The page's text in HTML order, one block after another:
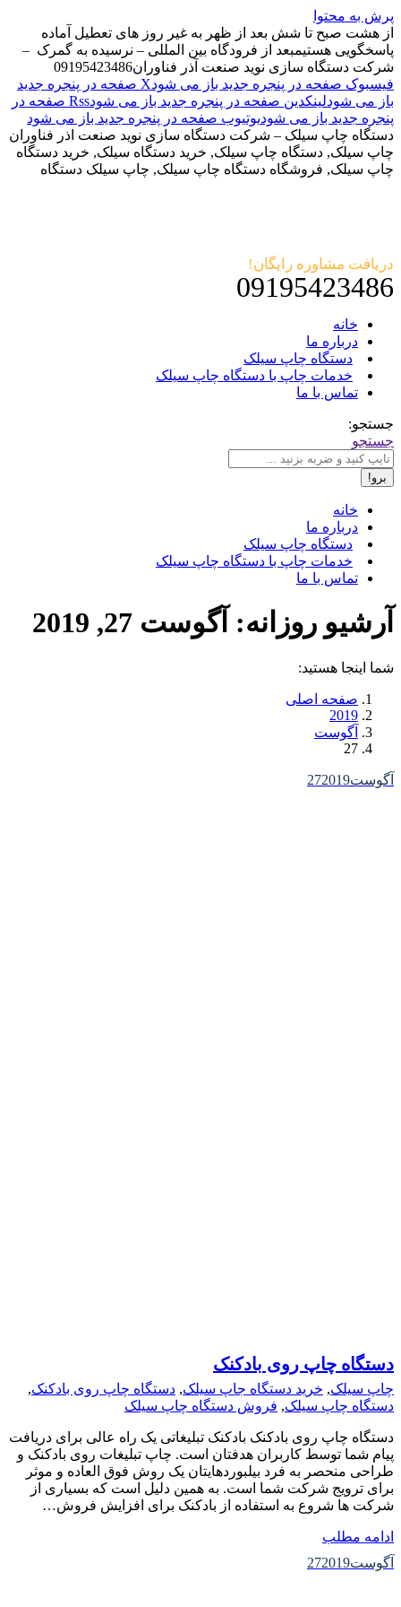
پرش به محتوا
از هشت صبح تا شش بعد از ظهر به غیر روز های تعطیل آماده
پاسخگویی هستیمبعد از فرودگاه بین المللی – نرسیده به گمرک –
شرکت دستگاه سازی نوید صنعت آذر فناوران09195423486
فیسبوک صفحه در پنجره جدید باز می شود
X صفحه در پنجره جدید
باز می شودلینکدین صفحه در پنجره جدید باز می شود
Rss صفحه در
پنجره جدید باز می شودیوتیوب صفحه در پنجره جدید باز می شود
دستگاه چاپ سیلک – شرکت دستگاه سازی نوید صنعت اذر فناوران
چاپ سیلک, دستگاه چاپ سیلک, خرید دستگاه سیلک, خرید دستگاه
چاپ سیلک, فروشگاه دستگاه چاپ سیلک, چاپ سیلک دستگاه
دریافت مشاوره رایگان!
09195423486
خانه
درباره ما
دستگاه چاپ سیلک
خدمات چاپ با دستگاه چاپ سیلک
تماس با ما
جستجو:
جستجو
خانه
درباره ما
دستگاه چاپ سیلک
خدمات چاپ با دستگاه چاپ سیلک
تماس با ما
آرشیو روزانه: آگوست 27, 2019
شما اینجا هستید:
صفحه اصلی
2019
آگوست
27
آگوست 272019
دستگاه چاپ روی بادکنک
چاپ سیلک, خرید دستگاه جاپ سیلک, دستگاه چاپ روی بادکنک,
دستگاه چاپ سیلک, فروش دستگاه چاپ سیلک
دستگاه چاپ روی بادکنک بادکنک تبلیغاتی یک راه عالی برای دریافت
پیام شما توسط کاربران هدفتان است. چاپ تبلیغات روی بادکنک و
طراحی منحصر به فرد بیلبوردهایتان یک روش فوق العاده و موثر
برای ترویج شرکت شما است. به همین دلیل است که بسیاری از
شرکت ها شروع به استفاده از بادکنک برای افزایش فروش…
ادامه مطلب
آگوست
272019